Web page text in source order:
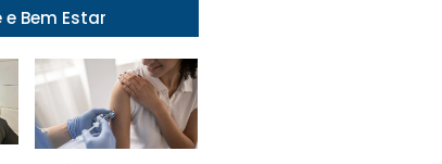
e Bem Estar